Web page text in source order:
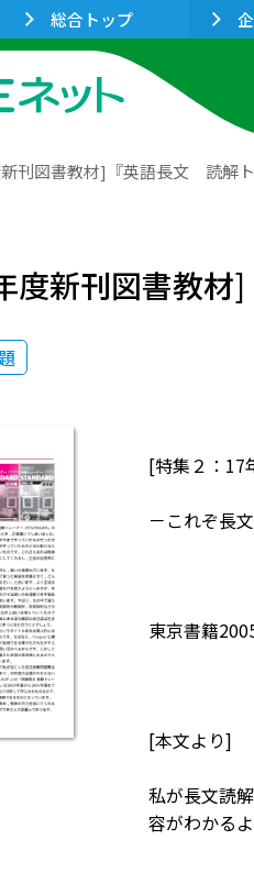
総合トップ
刊図書教材]『英語長文 読解
度新刊図書教
[特集２：
－これぞ長
東京書籍
[本文より]
私が長文読
容がわかる